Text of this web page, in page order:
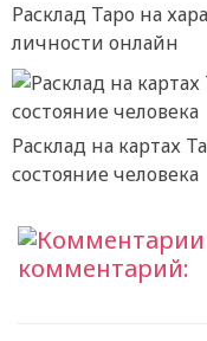
Расклад Таро на
личности онлайн
Расклад на картах
состояние человека
комментарий: